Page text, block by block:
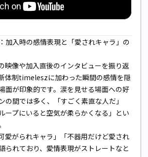
加入時の感情表現と「愛されキャラ」の
映像や加入直後のインタビューを振り返
体制timeleszに加わった瞬間の感情を隠
面が印象的です。涙を見せる場面への好
の間では多く、「すごく素直な人だ」
ープにいると空気が柔らかくなる」とい
愛がられキャラ」「不器用だけど愛され
られており、愛情表現がストレートなと